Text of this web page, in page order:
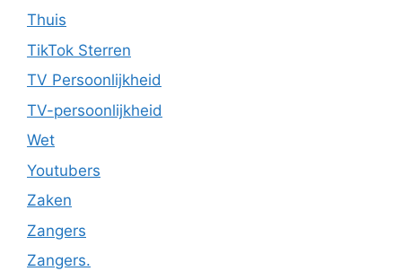
Thuis
TikTok Sterren
TV Persoonlijkheid
TV-persoonlijkheid
Wet
Youtubers
Zaken
Zangers
Zangers.